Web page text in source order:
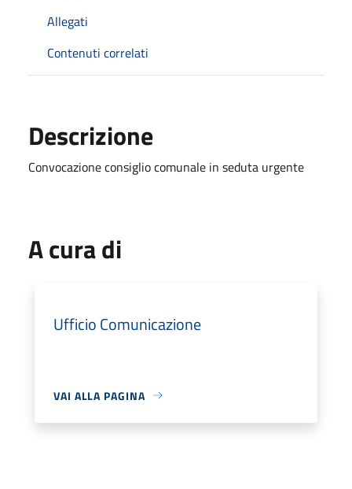
Allegati
Contenuti correlati
Descrizione
Convocazione consiglio comunale in seduta urgente
A cura di
Ufficio Comunicazione
VAI ALLA PAGINA